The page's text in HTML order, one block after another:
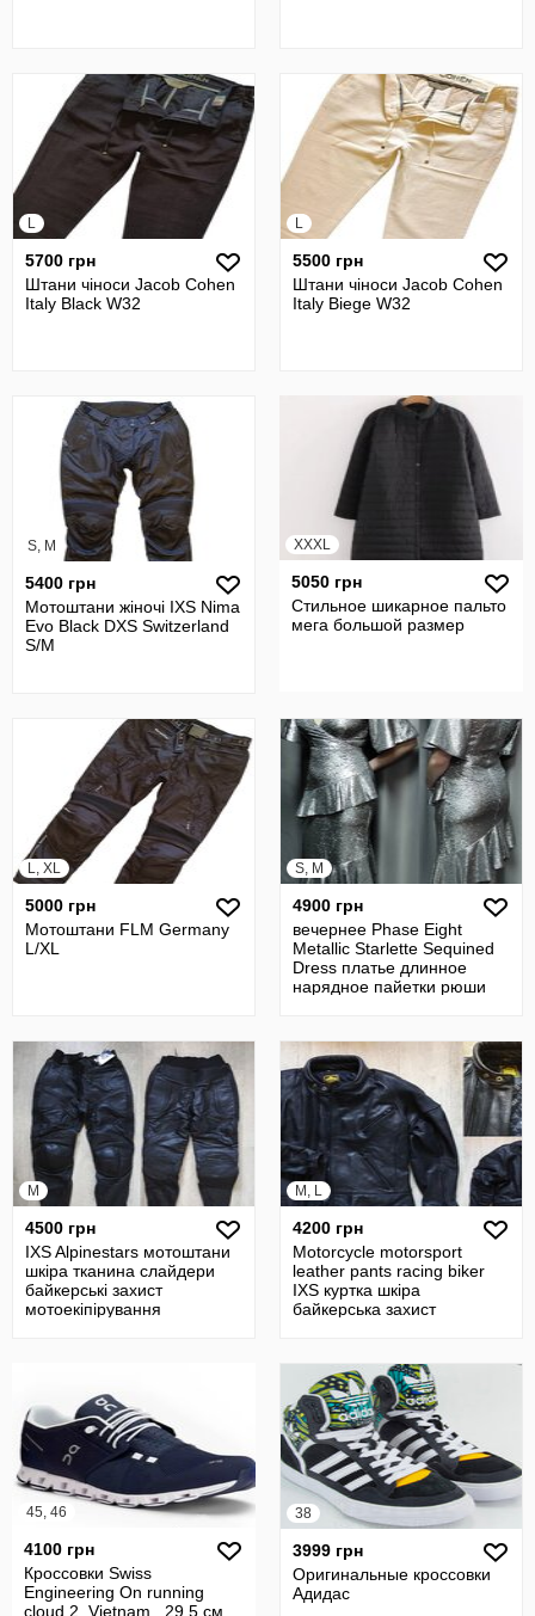
L
5700 грн
Штани чіноси Jacob Cohen
Italy Black W32
L
5500 грн
Штани чіноси Jacob Cohen
Italy Biege W32
S, M
5400 грн
Мотоштани жіночі IXS Nima
Evo Black DXS Switzerland
S/M
XXXL
5050 грн
Стильное шикарное пальто
мега большой размер
L, XL
5000 грн
Мотоштани FLM Germany
L/XL
S, M
4900 грн
вечернее Phase Eight
Metallic Starlette Sequined
Dress платье длинное
нарядное пайетки рюши
M
4500 грн
IXS Alpinestars мотоштани
шкіра тканина слайдери
байкерські захист
мотоекіпірування
M, L
4200 грн
Motorcycle motorsport
leather pants racing biker
IXS куртка шкіра
байкерська захист
45, 46
4100 грн
Кроссовки Swiss
Engineering On running
cloud 2, Vietnam , 29,5 см
38
3999 грн
Оригинальные кроссовки
Адидас